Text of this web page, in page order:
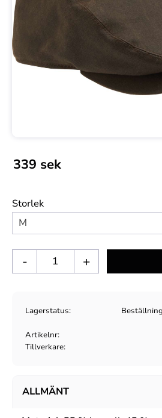
339 sek
Storlek
+
-
Lagerstatus
Artikelnr
Tillverkare
ALLMÄNT